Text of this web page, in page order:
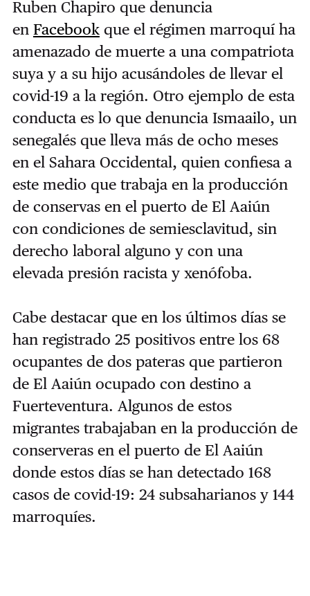
Ruben Chapiro que denuncia
en Facebookque el régimen marroquí ha
amenazado de muerte a una compatriota
suya y a su hijo acusándoles de llevar el
covid-19 a la región. Otro ejemplo de esta
conducta es lo que denuncia Ismaailo, un
senegalés que lleva más de ocho meses
en el Sahara Occidental, quien confiesa a
este medio que trabaja en la producción
de conservas en el puerto de El Aaiún
con condiciones de semiesclavitud, sin
derecho laboral alguno y con una
elevada presión racista y xenófoba.
Cabe destacar que en los últimos días se
han registrado 25 positivos entre los 68
ocupantes de dos pateras que partieron
de El Aaiún ocupado con destino a
Fuerteventura. Algunos de estos
migrantes trabajaban en la producción de
conserveras en el puerto de El Aaiún
donde estos días se han detectado 168
casos de covid-19: 24 subsaharianos y 144
marroquíes.